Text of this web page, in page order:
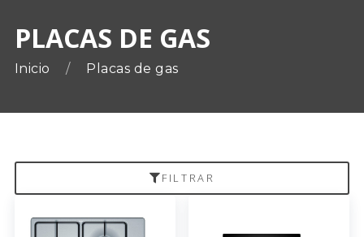
PLACAS DE GAS
Inicio Placas de gas
FILTRAR